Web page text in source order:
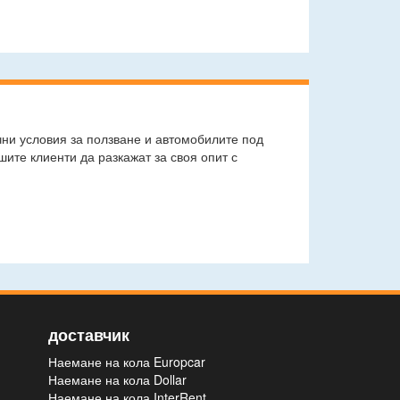
условия за ползване и автомобилите под
клиенти да разкажат за своя опит с
доставчик
Наемане на кола Europcar
Наемане на кола Dollar